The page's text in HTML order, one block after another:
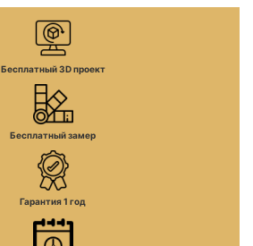
Бесплатный 3D проект
Бесплатный замер
Гарантия 1 год